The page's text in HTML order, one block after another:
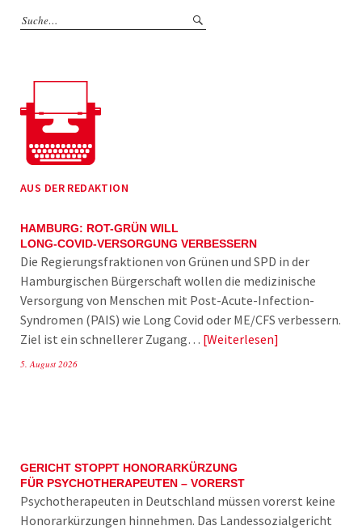
AUS DER REDAKTION
HAMBURG: ROT-GRÜN WILL
LONG-COVID-VERSORGUNG VERBESSERN
Die Regierungsfraktionen von Grünen und SPD in der
Hamburgischen Bürgerschaft wollen die medizinische
Versorgung von Menschen mit Post-Acute-Infection-
Syndromen (PAIS) wie Long Covid oder ME/CFS verbessern.
Ziel ist ein schnellerer Zugang… Weiterlesen
5. August 2026
GERICHT STOPPT HONORARKÜRZUNG
FÜR PSYCHOTHERAPEUTEN – VORERST
Psychotherapeuten in Deutschland müssen vorerst keine
Honorarkürzungen hinnehmen. Das Landessozialgericht